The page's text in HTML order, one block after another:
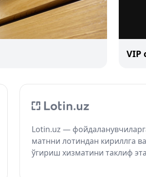
VIP
Lotin.uz —
матнни лотиндан кириллга
ўгириш хизматини таклиф